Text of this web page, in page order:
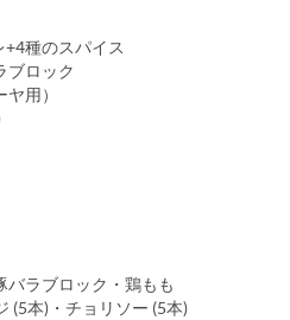
+4種のスパイス
ブロック
用）
バラブロック・鶏もも
(5本)・チョリソー (5本)